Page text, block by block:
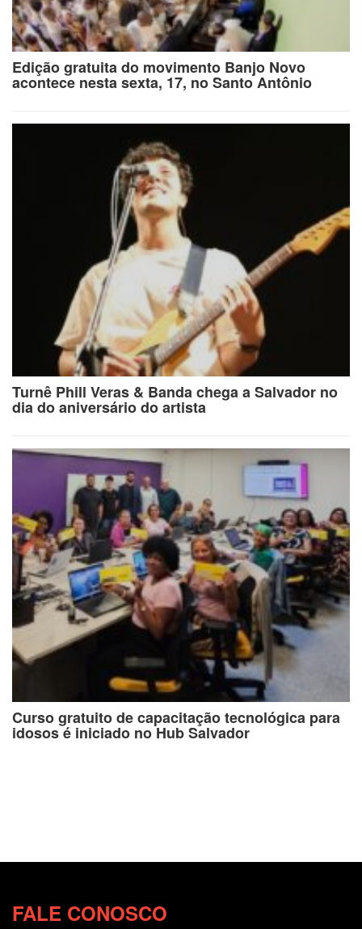
Edição gratuita do movimento Banjo Novo
acontece nesta sexta, 17, no Santo Antônio
Turnê Phill Veras & Banda chega a Salvador no
dia do aniversário do artista
Curso gratuito de capacitação tecnológica para
idosos é iniciado no Hub Salvador
FALE CONOSCO